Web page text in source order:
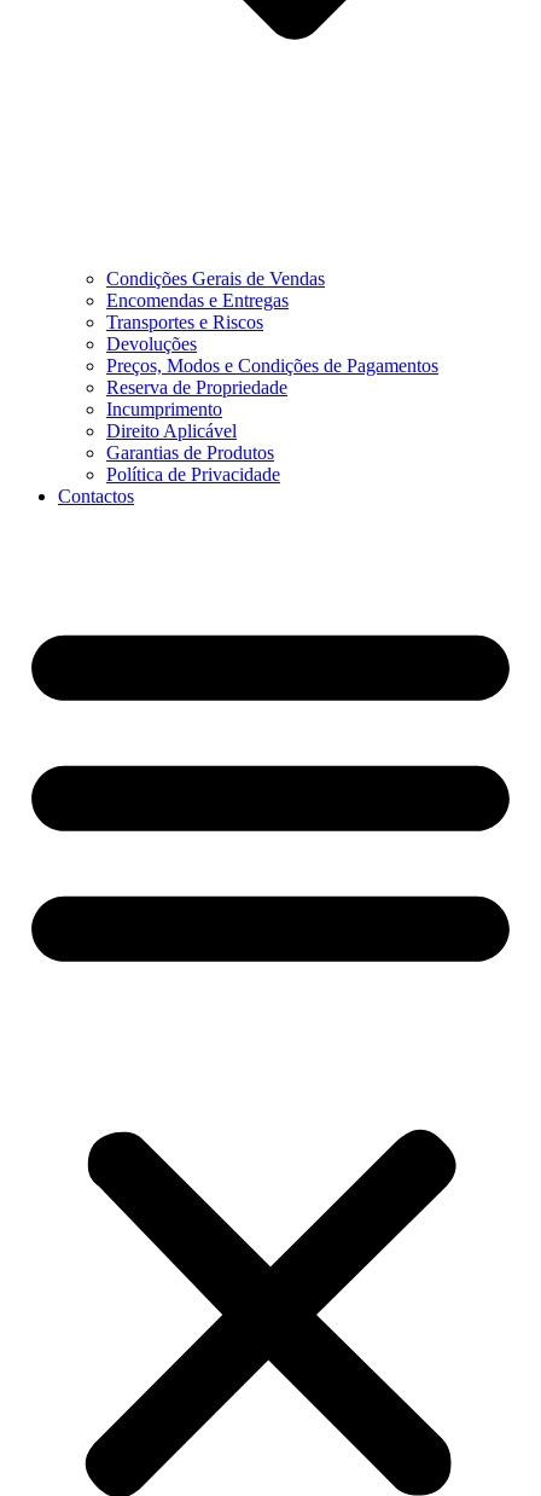
Condições Gerais de Vendas
Encomendas e Entregas
Transportes e Riscos
Devoluções
Preços, Modos e Condições de Pagamentos
Reserva de Propriedade
Incumprimento
Direito Aplicável
Garantias de Produtos
Política de Privacidade
Contactos